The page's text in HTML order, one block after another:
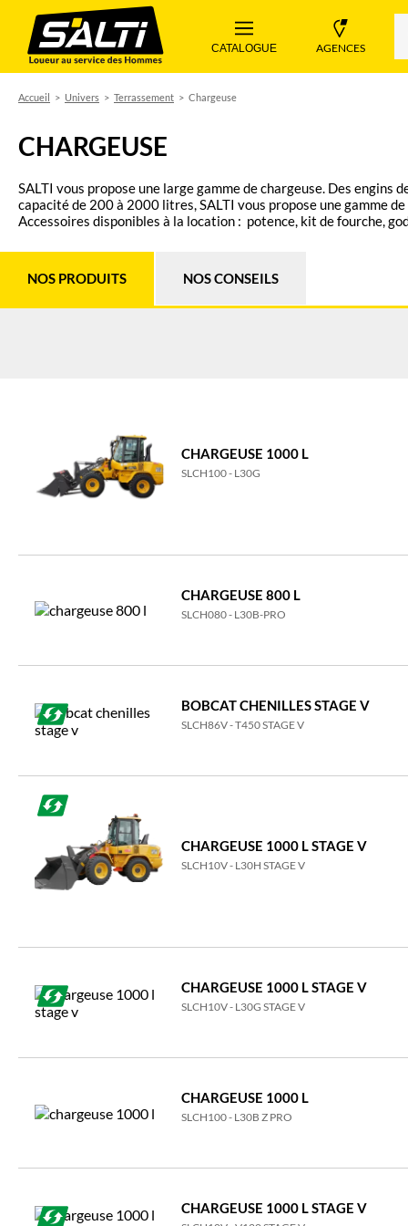
CATALOGUE AGENCES
Accueil Univers Terrassement Chargeuse
CHARGEUSE
SALTI vous propose une large gamme de chargeuse. Des
capacité de 200 à 2000 litres, SALTI vous propose une gamme
Accessoires disponibles à la location : potence, kit de fourche,
NOS PRODUITS NOS CONSEILS
CHARGEUSE 1000 L
SLCH100 - L30G
CHARGEUSE 800 L
SLCH080 - L30B-PRO
BOBCAT CHENILLES STAGE V
SLCH86V - T450 STAGE V
CHARGEUSE 1000 L STAGE V
SLCH10V - L30H STAGE V
CHARGEUSE 1000 L STAGE V
SLCH10V - L30G STAGE V
CHARGEUSE 1000 L
SLCH100 - L30B Z PRO
CHARGEUSE 1000 L STAGE V